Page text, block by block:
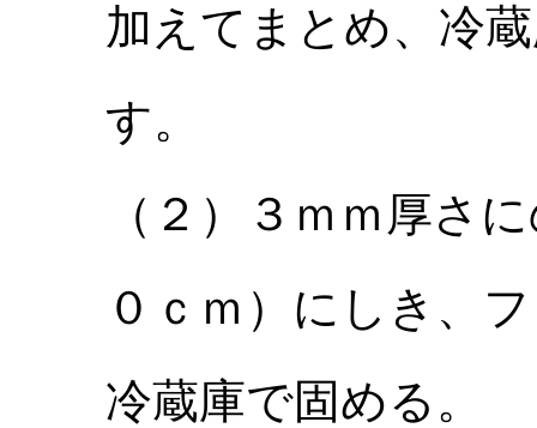
加えてまとめ、冷
す。
（２）３ｍｍ厚さ
０ｃｍ）にしき、
冷蔵庫で固める。